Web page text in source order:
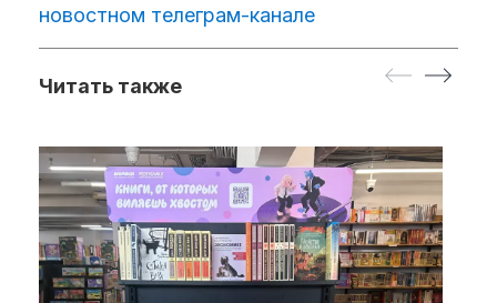
новостном телеграм-канале
Читать также